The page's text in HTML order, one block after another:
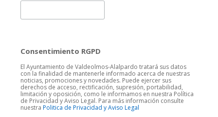
Consentimiento RGPD
El Ayuntamiento de Valdeolmos-Alalpardo tratará sus datos
con la finalidad de mantenerle informado acerca de nuestras
noticias, promociones y novedades. Puede ejercer sus
derechos de acceso, rectificación, supresión, portabilidad,
limitación y oposición, como le informamos en nuestra Política
de Privacidad y Aviso Legal. Para más información consulte
nuestra Politica de Privacidad y Aviso Legal